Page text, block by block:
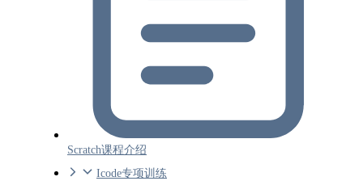
Scratch课程介绍
Icode专项训练